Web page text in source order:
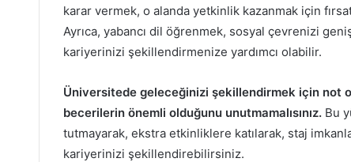
karar vermek, o alanda yetkinlik kazanmak için
Ayrıca, yabancı dil öğrenmek, sosyal çevrenizi
kariyerinizi şekillendirmenize yardımcı olabilir.
Üniversitede geleceğinizi şekillendirmek için not
becerilerin önemli olduğunu unutmamalısınız.Bu
tutmayarak, ekstra etkinliklere katılarak, staj
kariyerinizi şekillendirebilirsiniz.